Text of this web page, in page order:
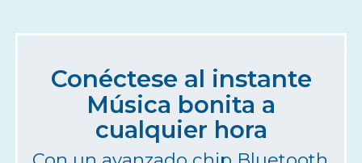
Conéctese al instante
Música bonita a
cualquier hora